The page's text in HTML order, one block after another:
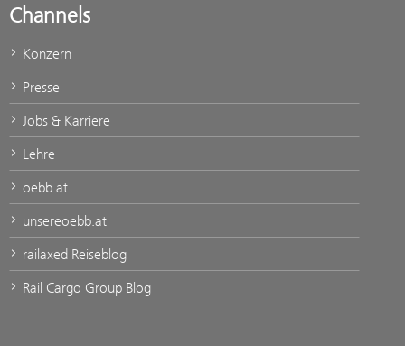
Channels
Konzern
Presse
Jobs & Karriere
Lehre
oebb.at
unsereoebb.at
railaxed Reiseblog
Rail Cargo Group Blog